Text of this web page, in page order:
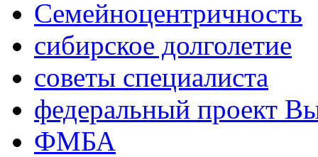
Семейноцентричность
сибирское долголетие
советы специалиста
федеральный проект
ФМБА